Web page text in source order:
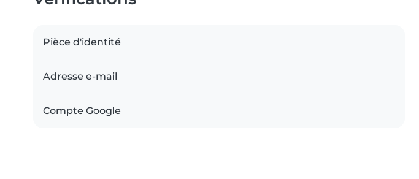
Pièce d'identité
Adresse e-mail
Compte Google